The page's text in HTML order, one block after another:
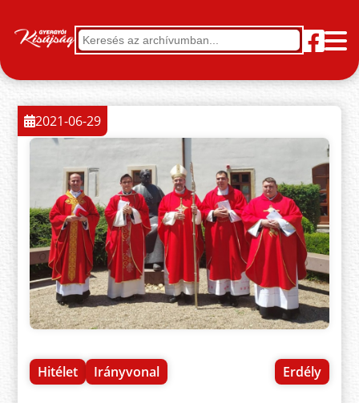
Hitélet Irányvonal Erdély
2021-06-29